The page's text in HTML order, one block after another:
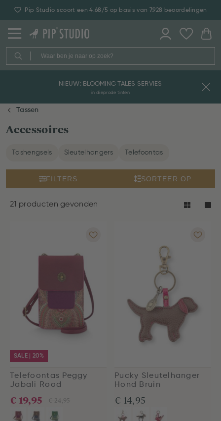
Pip Studio scoort een 4.68/5 op basis van 7.928 beoordelingen
NIEUW: BLOOMING TALES SERVIES
in dieprode tinten
Tassen
Accessoires
Tashengsels Sleutelhangers Telefoontas
FILTERS SORTEER OP
21 producten gevonden
SALE | 20%
Telefoontas Peggy
Jabali Rood
€ 24,95
€ 19,95
Pucky Sleutelhanger
Hond Bruin
€ 14,95